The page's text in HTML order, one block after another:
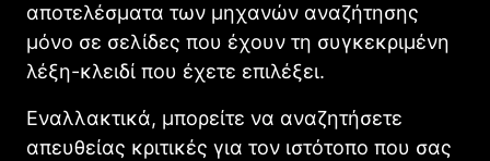
αποτελέσματα των μηχανών αναζήτησης
μόνο σε σελίδες που έχουν τη συγκεκριμένη
λέξη-κλειδί που έχετε επιλέξει.
Εναλλακτικά, μπορείτε να αναζητήσετε
απευθείας κριτικές για τον ιστότοπο που σας